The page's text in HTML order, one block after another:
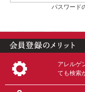
パスワード
アレルゲ
ても検索